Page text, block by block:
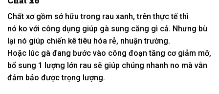
Chất xơ gồm sở hữu trong rau xanh, trênthực tếthì
nó ko với công dụng giúp gà sung căng gì cả. Nhưng bù
lại nó giúp chiến kê tiêu hóa rẻ, nhuận trường.
Hoặc lúc gà đang bước vào công đoạn tăng cơ giảm mỡ,
bổ sung 1 lượng lớn rau sẽ giúp chúng nhanh no mà vẫn
đảm bảo được trọng lượng.